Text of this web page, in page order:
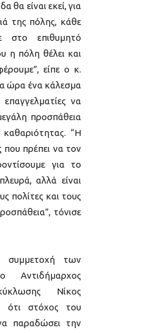
θα είναι εκεί, για
της πόλης, κάθε
επιθυμητό
η πόλη θέλει και
είπε ο κ.
ώρα ένα κάλεσμα
να
προσπάθεια
“Η
που πρέπει να τον
για το
αλλά είναι
πολίτες και τους
τόνισε
συμμετοχή των
Νίκος
ότι στόχος του
παραδώσει την